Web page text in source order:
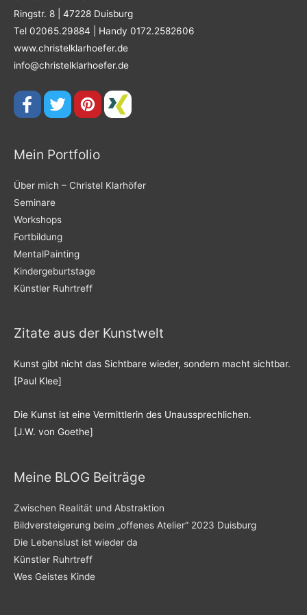
Ringstr. 8 | 47228 Duisburg
Tel 02065.29884 | Handy 0172.2582606
www.christelklarhoefer.de
info@christelklarhoefer.de
Mein Portfolio
Über mich – Christel Klarhöfer
Seminare
Workshops
Fortbildung
MentalPainting
Kindergeburtstage
Künstler Ruhrtreff
Zitate aus der Kunstwelt
Kunst gibt nicht das Sichtbare wieder, sondern macht sichtbar.
[Paul Klee]
Die Kunst ist eine Vermittlerin des Unaussprechlichen.
[J.W. von Goethe]
Meine BLOG Beiträge
Zwischen Realität und Abstraktion
Bildversteigerung beim „offenes Atelier“ 2023 Duisburg
Die Lebenslust ist wieder da
Künstler Ruhrtreff
Wes Geistes Kinde